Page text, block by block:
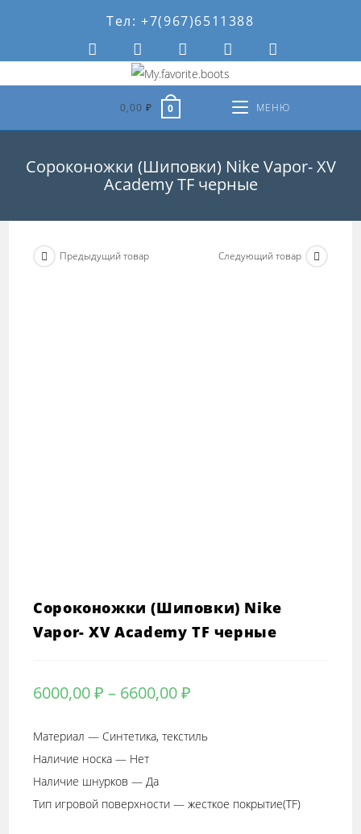
Тел: +7(967)6511388
0,00 ₽ 0 МЕНЮ
Сороконожки (Шиповки) Nike Vapor- XV
Academy TF черные
Предыдущий товар Следующий товар
Сороконожки (Шиповки) Nike
Vapor- XV Academy TF черные
6000,00₽ – 6600,00₽
6000,00 ₽
Материал — Синтетика, текстиль
Наличие носка — Нет
Наличие шнурков — Да
Тип игровой поверхности — жесткое покрытие(TF)